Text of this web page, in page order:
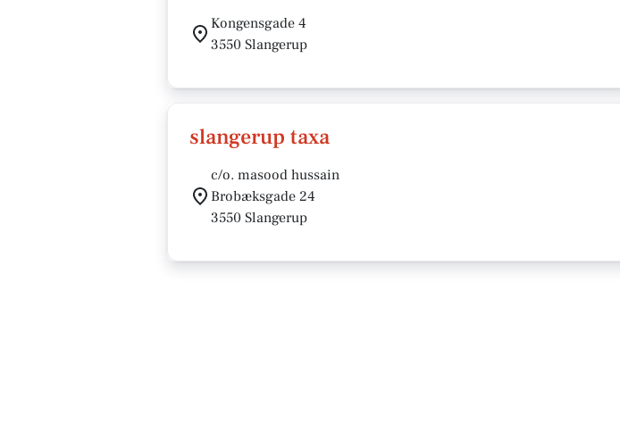
Kongensgade 4
3550 Slangerup
slangerup taxa
c/o. masood hussain
Brobæksgade 24
3550 Slangerup